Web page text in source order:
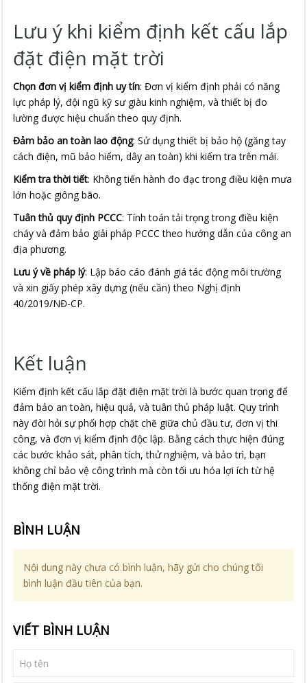
Lưu ý khi kiểm định kết cấu lắp
đặt điện mặt trời
Chọn đơn vị kiểm định uy tín: Đơn vị kiểm định phải có năng
lực pháp lý, đội ngũ kỹ sư giàu kinh nghiệm, và thiết bị đo
lường được hiệu chuẩn theo quy định.
Đảm bảo an toàn lao động: Sử dụng thiết bị bảo hộ (găng tay
cách điện, mũ bảo hiểm, dây an toàn) khi kiểm tra trên mái.
Kiểm tra thời tiết: Không tiến hành đo đạc trong điều kiện mưa
lớn hoặc giông bão.
Tuân thủ quy định PCCC: Tính toán tải trọng trong điều kiện
cháy và đảm bảo giải pháp PCCC theo hướng dẫn của công an
địa phương.
Lưu ý về pháp lý: Lập báo cáo đánh giá tác động môi trường
và xin giấy phép xây dựng (nếu cần) theo Nghị định
40/2019/NĐ-CP.
Kết luận
Kiểm định kết cấu lắp đặt điện mặt trời là bước quan trọng để
đảm bảo an toàn, hiệu quả, và tuân thủ pháp luật. Quy trình
này đòi hỏi sự phối hợp chặt chẽ giữa chủ đầu tư, đơn vị thi
công, và đơn vị kiểm định độc lập. Bằng cách thực hiện đúng
các bước khảo sát, phân tích, thử nghiệm, và bảo trì, bạn
không chỉ bảo vệ công trình mà còn tối ưu hóa lợi ích từ hệ
thống điện mặt trời.
BÌNH LUẬN
Nội dung này chưa có bình luận, hãy gửi cho chúng tôi
bình luận đầu tiên của bạn.
VIẾT BÌNH LUẬN